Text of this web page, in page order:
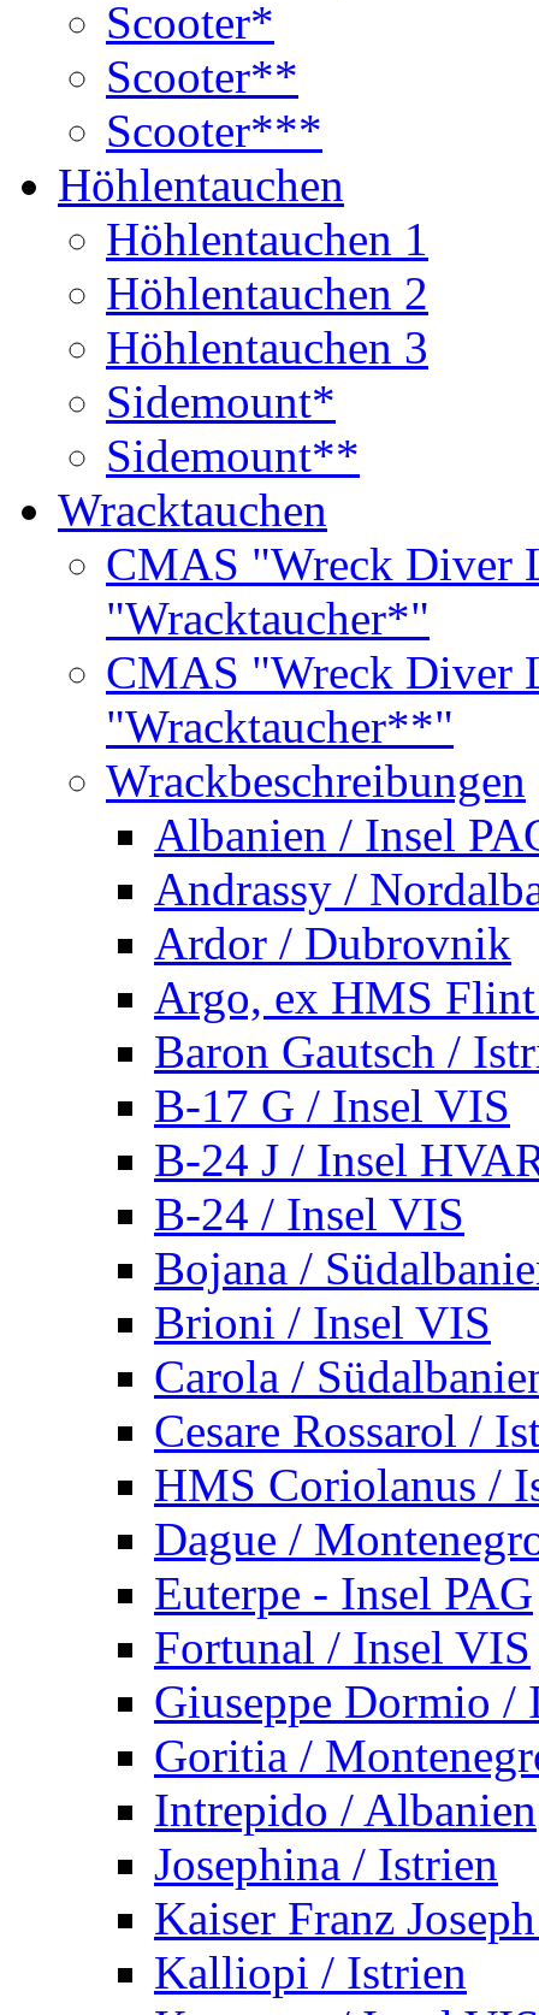
Scooter*
Scooter**
Scooter***
Höhlentauchen
Höhlentauchen 1
Höhlentauchen 2
Höhlentauchen 3
Sidemount*
Sidemount**
Wracktauchen
CMAS "Wreck Diver
"Wracktaucher*"
CMAS "Wreck Diver
"Wracktaucher**"
Wrackbeschreibungen
Albanien / Insel
Andrassy /
Ardor / Dubrovnik
Argo, ex HMS
Baron Gautsch /
B-17 G / Insel VIS
B-24 J / Insel
B-24 / Insel VIS
Bojana /
Brioni / Insel VIS
Carola /
Cesare Rossarol /
HMS Coriolanus /
Dague /
Euterpe - Insel PAG
Fortunal / Insel VIS
Giuseppe Dormio /
Goritia /
Intrepido / Albanien
Josephina / Istrien
Kaiser Franz
Kalliopi / Istrien